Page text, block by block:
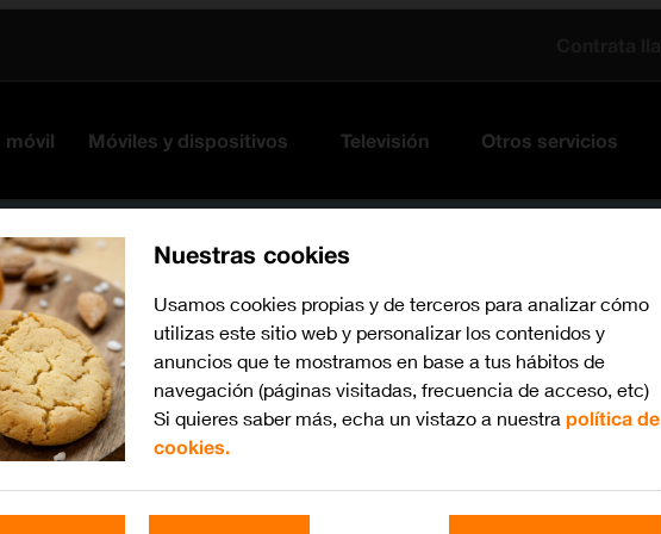
móvil Móviles y dispositivos Televisión Otros servicios
Nuestras cookies
Usamos cookies propias y de terceros para analizar cómo
utilizas este sitio web y personalizar los contenidos y
anuncios que te mostramos en base a tus hábitos de
navegación (páginas visitadas, frecuencia de acceso, etc)
Si quieres saber más, echa un vistazo a nuestra política de
cookies.